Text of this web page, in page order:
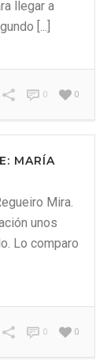
llegar a
[...]
0
0
MARÍA
Mira.
unos
Lo comparo
0
0